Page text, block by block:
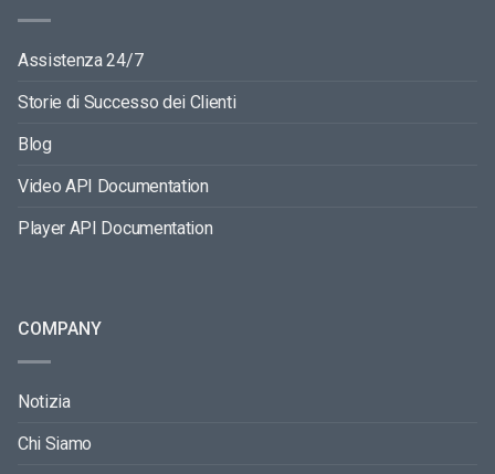
Assistenza 24/7
Storie di Successo dei Clienti
Blog
Video API Documentation
Player API Documentation
COMPANY
Notizia
Chi Siamo